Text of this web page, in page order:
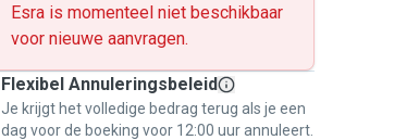
Esra is momenteel niet beschikbaar
voor nieuwe aanvragen.
Flexibel Annuleringsbeleid
Je krijgt het volledige bedrag terug als je een
dag voor de boeking voor 12:00 uur annuleert.